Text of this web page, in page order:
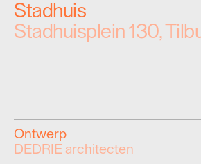
Stadhuis
Stadhuisplein 130,
Ontwerp
DEDRIE architecten